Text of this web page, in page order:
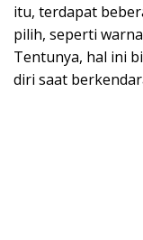
itu, terdapat
pilih, seperti
Tentunya, hal ini
diri saat